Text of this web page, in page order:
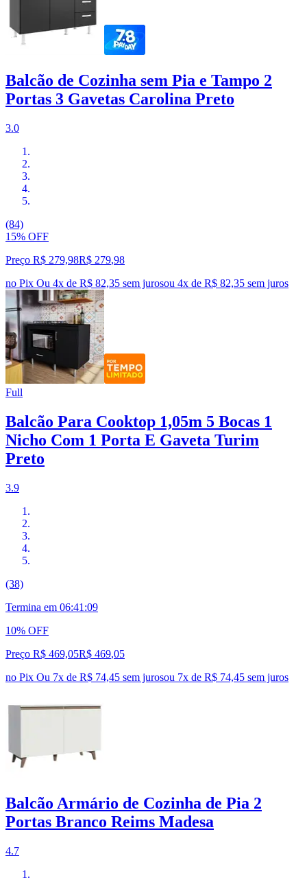
Balcão de Cozinha sem Pia e Tampo 2
Portas 3 Gavetas Carolina Preto
3.0
(84)
15% OFF
Preço R$ 279,98R$ 279,98
no Pix Ou 4x de R$ 82,35 sem jurosou 4x de R$ 82,35 sem juros
Full
Balcão Para Cooktop 1,05m 5 Bocas 1
Nicho Com 1 Porta E Gaveta Turim
Preto
3.9
(38)
Termina em 06:41:08
10% OFF
Preço R$ 469,05R$ 469,05
no Pix Ou 7x de R$ 74,45 sem jurosou 7x de R$ 74,45 sem juros
Balcão Armário de Cozinha de Pia 2
Portas Branco Reims Madesa
4.7